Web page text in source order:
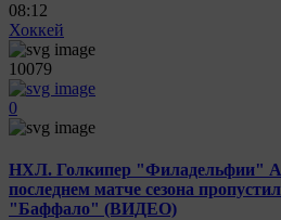
08:12
Хоккей
10079
0
НХЛ. Голкипер "Филадельфии"
последнем матче сезона
"Баффало" (ВИДЕО)